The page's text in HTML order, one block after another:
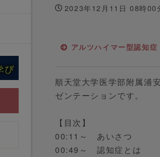
2023年12月11日 08時00
アルツハイマー型認知症
順天堂大学医学部附属浦
ゼンテーションです。
【目次】
00:11～ あいさつ
00:49～ 認知症とは